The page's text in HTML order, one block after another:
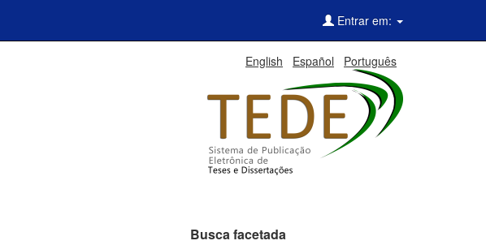
Entrar em:
English Español Português
Busca facetada